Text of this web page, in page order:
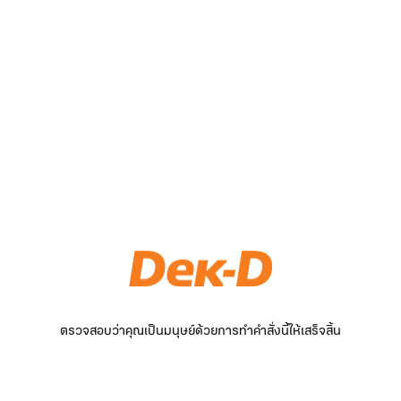
ตรวจสอบว่าคุณเป็นมนุษย์ด้วยการทำคำสั่งนี้ให้เสร็จสิ้น